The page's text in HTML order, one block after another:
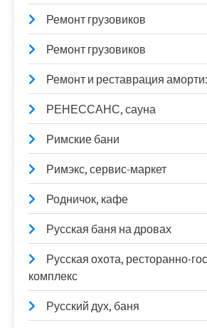
Ремонт грузовиков
Ремонт грузовиков
Ремонт и реставрация
РЕНЕССАНС, сауна
Римские бани
Римэкс, сервис-маркет
Родничок, кафе
Русская баня на дровах
Русская охота, ресторанно-
комплекс
Русский дух, баня